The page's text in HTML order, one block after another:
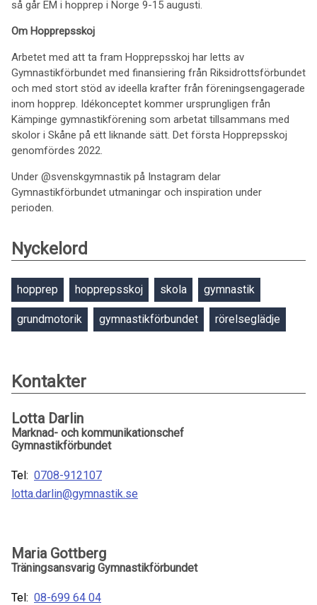
så går EM i hopprep i Norge 9-15 augusti.
Om Hopprepsskoj
Arbetet med att ta fram Hopprepsskoj har letts av
Gymnastikförbundet med finansiering från Riksidrottsförbundet
och med stort stöd av ideella krafter från föreningsengagerade
inom hopprep. Idékonceptet kommer ursprungligen från
Kämpinge gymnastikförening som arbetat tillsammans med
skolor i Skåne på ett liknande sätt. Det första Hopprepsskoj
genomfördes 2022.
Under @svenskgymnastik på Instagram delar
Gymnastikförbundet utmaningar och inspiration under
perioden.
Nyckelord
hopprep hopprepsskoj skola gymnastik
grundmotorik gymnastikförbundet rörelseglädje
Kontakter
Lotta Darlin
Marknad- och kommunikationschef
Gymnastikförbundet
Tel: 0708-912107
lotta.darlin@gymnastik.se
Maria Gottberg
Träningsansvarig Gymnastikförbundet
Tel: 08-699 64 04